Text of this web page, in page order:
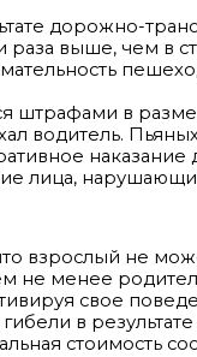
дорожно-
раза выше, чем в
штрафами в
водитель.
наказание
лица, нарушающие
взрослый не
не менее
свое
в
стоимость